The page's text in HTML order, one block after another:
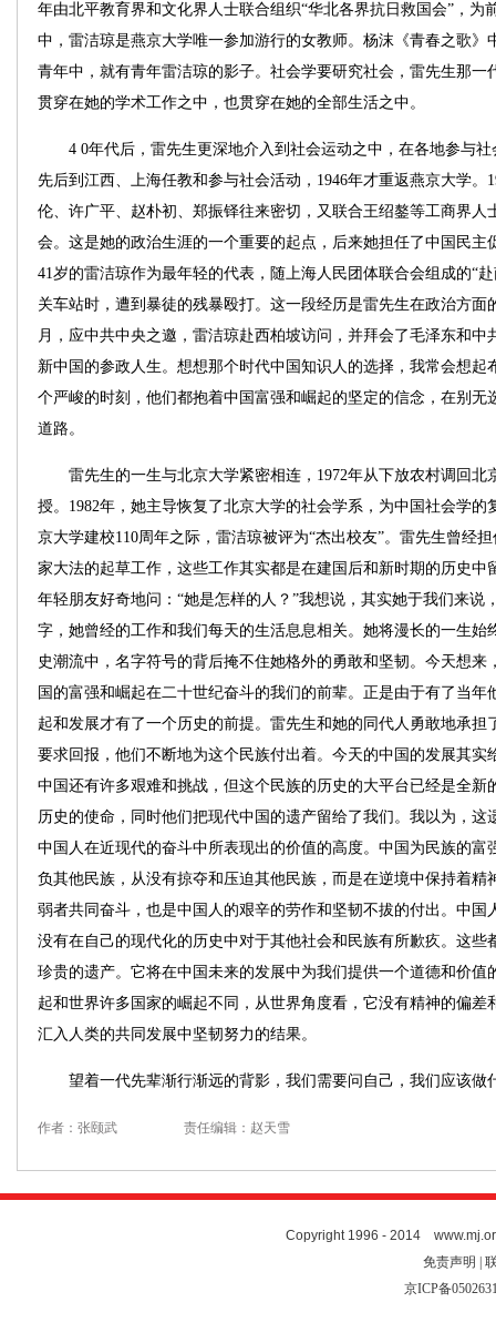
年由北平教育界和文化界人士联合组织“华北各界抗日救国会”，为
中，雷洁琼是燕京大学唯一参加游行的女教师。杨沫《青春之歌》
青年中，就有青年雷洁琼的影子。社会学要研究社会，雷先生那一
贯穿在她的学术工作之中，也贯穿在她的全部生活之中。
4 0年代后，雷先生更深地介入到社会运动之中，在各地参与社
先后到江西、上海任教和参与社会活动，1946年才重返燕京大学。
伦、许广平、赵朴初、郑振铎往来密切，又联合王绍鏊等工商界人
会。这是她的政治生涯的一个重要的起点，后来她担任了中国民主
41岁的雷洁琼作为最年轻的代表，随上海人民团体联合会组成的“
关车站时，遭到暴徒的残暴殴打。这一段经历是雷先生在政治方面
月，应中共中央之邀，雷洁琼赴西柏坡访问，并拜会了毛泽东和中
新中国的参政人生。想想那个时代中国知识人的选择，我常会想起
个严峻的时刻，他们都抱着中国富强和崛起的坚定的信念，在别无
道路。
雷先生的一生与北京大学紧密相连，1972年从下放农村调回北
授。1982年，她主导恢复了北京大学的社会学系，为中国社会学的
京大学建校110周年之际，雷洁琼被评为“杰出校友”。雷先生曾经
家大法的起草工作，这些工作其实都是在建国后和新时期的历史中
年轻朋友好奇地问：“她是怎样的人？”我想说，其实她于我们来说
字，她曾经的工作和我们每天的生活息息相关。她将漫长的一生始
史潮流中，名字符号的背后掩不住她格外的勇敢和坚韧。今天想来
国的富强和崛起在二十世纪奋斗的我们的前辈。正是由于有了当年
起和发展才有了一个历史的前提。雷先生和她的同代人勇敢地承担
要求回报，他们不断地为这个民族付出着。今天的中国的发展其实
中国还有许多艰难和挑战，但这个民族的历史的大平台已经是全新
历史的使命，同时他们把现代中国的遗产留给了我们。我以为，这
中国人在近现代的奋斗中所表现出的价值的高度。中国为民族的富
负其他民族，从没有掠夺和压迫其他民族，而是在逆境中保持着精
弱者共同奋斗，也是中国人的艰辛的劳作和坚韧不拔的付出。中国
没有在自己的现代化的历史中对于其他社会和民族有所歉疚。这些
珍贵的遗产。它将在中国未来的发展中为我们提供一个道德和价值
起和世界许多国家的崛起不同，从世界角度看，它没有精神的偏差
汇入人类的共同发展中坚韧努力的结果。
望着一代先辈渐行渐远的背影，我们需要问自己，我们应该做
作者：张颐武 责任编辑：赵天雪